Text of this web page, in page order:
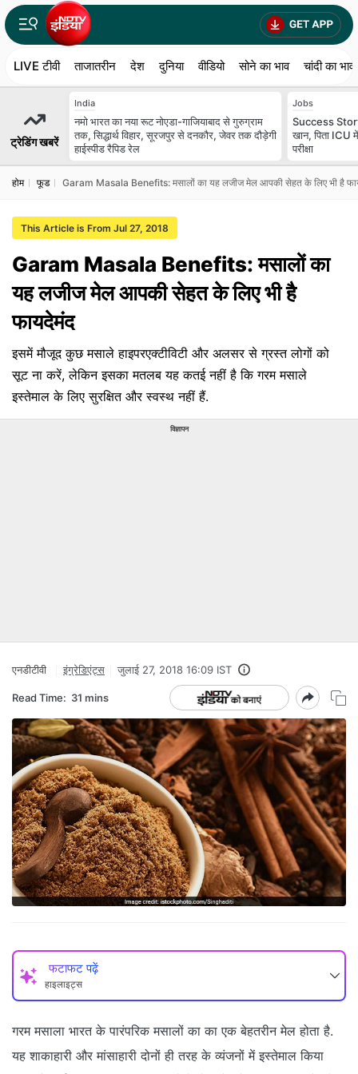
LIVE टीवी ताजातरीन देश दुनिया वीडियो सोने का भाव चांदी का भाव
ट्रेडिंग खबरें
India
नमो भारत का नया रूट नोएडा-गाजियाबाद से गुरुग्राम
तक, सिद्धार्थ विहार, सूरजपुर से दनकौर, जेवर तक दौड़ेगी
हाईस्पीड रैपिड रेल
Jobs
Success Story:
खान, पिता ICU
परीक्षा
होम फूड Garam Masala Benefits: मसालों का यह लजीज मेल आपकी सेहत के लिए भी है
This Article is From Jul 27, 2018
Garam Masala Benefits: मसालों का
यह लजीज मेल आपकी सेहत के लिए भी है
फायदेमंद
इसमें मौजूद कुछ मसाले हाइपरएक्टीविटी और अलसर से ग्रस्त लोगों को
सूट ना करें, लेकिन इसका मतलब यह कतई नहीं है कि गरम मसाले
इस्तेमाल के लिए सुरक्षित और स्वस्थ नहीं हैं.
विज्ञापन
एनडीटीवी इंग्रेडिएंट्स जुलाई 27, 2018 16:09 IST
Read Time: 31 mins
फटाफट पढ़ें
हाइलाइट्स
गरम मसाला भारत के पारंपरिक मसालों का का एक बेहतरीन मेल होता है.
यह शाकाहारी और मांसाहारी दोनों ही तरह के व्यंजनों में इस्तेमाल किया